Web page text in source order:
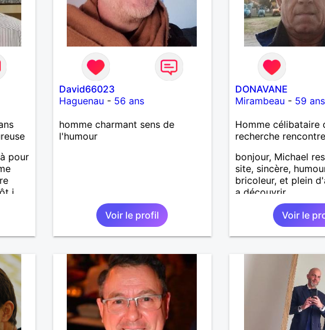
pour
j
David66023
Haguenau - 56 ans
homme charmant sens de
l'humour
Voir le profil
DONAVANE
Mirambeau - 59 ans
Homme célibataire
recherche
bonjour, Michael
site, sincère,
bricoleur, et plein
a découvrir
Voir le